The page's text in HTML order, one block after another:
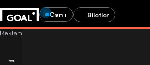
Canlı Biletler